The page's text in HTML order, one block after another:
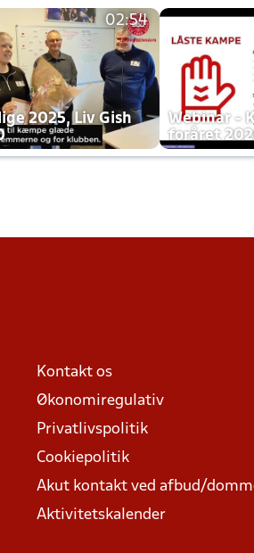
02:54
2025, Liv Gish
Webinar -
foråret
Kontakt os
Økonomiregulativ
Privatlivspolitik
Cookiepolitik
Akut kontakt ved afbud/
Aktivitetskalender